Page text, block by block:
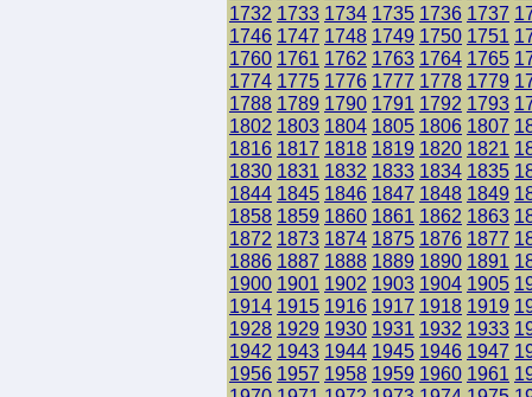
1732 1733 1734 1735 1736 1737
1746 1747 1748 1749 1750 1751
1760 1761 1762 1763 1764 1765
1774 1775 1776 1777 1778 1779
1788 1789 1790 1791 1792 1793
1802 1803 1804 1805 1806 1807
1816 1817 1818 1819 1820 1821
1830 1831 1832 1833 1834 1835
1844 1845 1846 1847 1848 1849
1858 1859 1860 1861 1862 1863
1872 1873 1874 1875 1876 1877
1886 1887 1888 1889 1890 1891
1900 1901 1902 1903 1904 1905
1914 1915 1916 1917 1918 1919
1928 1929 1930 1931 1932 1933
1942 1943 1944 1945 1946 1947
1956 1957 1958 1959 1960 1961